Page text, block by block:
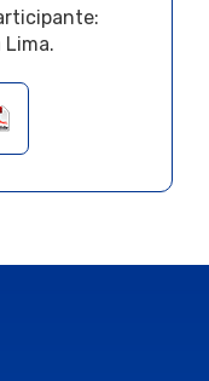
Lima.